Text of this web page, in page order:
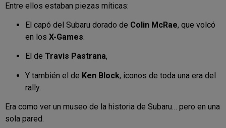
Entre ellos estaban piezas míticas:
El capó del Subaru dorado de Colin McRae, que volcó
en los X-Games.
El de Travis Pastrana,
Y también el de Ken Block, iconos de toda una era del
rally.
Era como ver un museo de la historia de Subaru… pero en una
sola pared.